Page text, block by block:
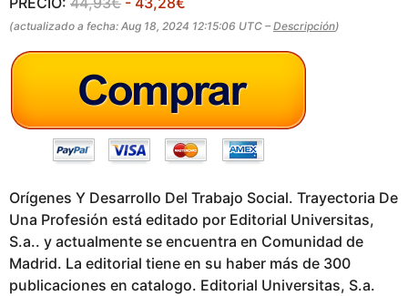
g
o
(actualizado a fecha: Aug 18, 2024 12:15:06 UTC – Descripción)
Orígenes Y Desarrollo Del Trabajo Social. Trayectoria De
Una Profesión está editado por Editorial Universitas,
S.a.. y actualmente se encuentra en Comunidad de
Madrid. La editorial tiene en su haber más de 300
publicaciones en catalogo. Editorial Universitas, S.a.